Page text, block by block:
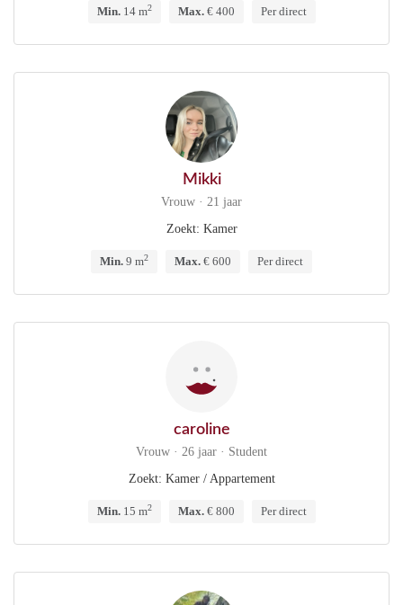
Min.14 m2 Max.€ 400 Per direct
Mikki
Vrouw · 21 jaar
Zoekt: Kamer
Min. 9 m2 Max. € 600 Per direct
caroline
Vrouw · 26 jaar · Student
Zoekt: Kamer / Appartement
Min.15 m2 Max.€ 800 Per direct